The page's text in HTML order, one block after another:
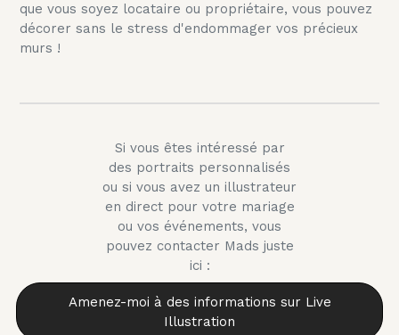
que vous soyez locataire ou propriétaire, vous pouvez
décorer sans le stress d'endommager vos précieux
murs !
Si vous êtes intéressé par
des portraits personnalisés
ou si vous avez un illustrateur
en direct pour votre mariage
ou vos événements, vous
pouvez contacter Mads juste
ici :
Amenez-moi à des informations sur Live
Illustration